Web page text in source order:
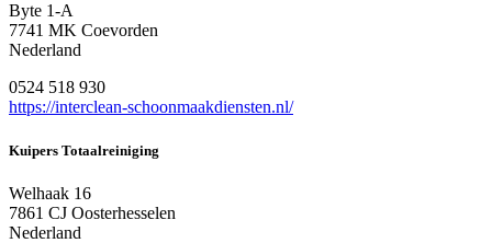
Byte 1-A
7741 MK Coevorden
Nederland
0524 518 930
https://interclean-schoonmaakdiensten.nl/
Kuipers Totaalreiniging
Welhaak 16
7861 CJ Oosterhesselen
Nederland